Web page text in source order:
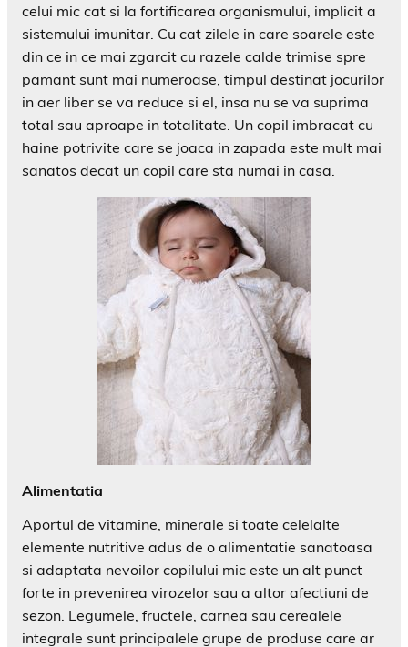
celui mic cat si la fortificarea organismului, implicit a
sistemului imunitar. Cu cat zilele in care soarele este
din ce in ce mai zgarcit cu razele calde trimise spre
pamant sunt mai numeroase, timpul destinat jocurilor
in aer liber se va reduce si el, insa nu se va suprima
total sau aproape in totalitate. Un copil imbracat cu
haine potrivite care se joaca in zapada este mult mai
sanatos decat un copil care sta numai in casa.
Alimentatia
Aportul de vitamine, minerale si toate celelalte
elemente nutritive adus de o alimentatie sanatoasa
si adaptata nevoilor copilului mic este un alt punct
forte in prevenirea virozelor sau a altor afectiuni de
sezon. Legumele, fructele, carnea sau cerealele
integrale sunt principalele grupe de produse care ar